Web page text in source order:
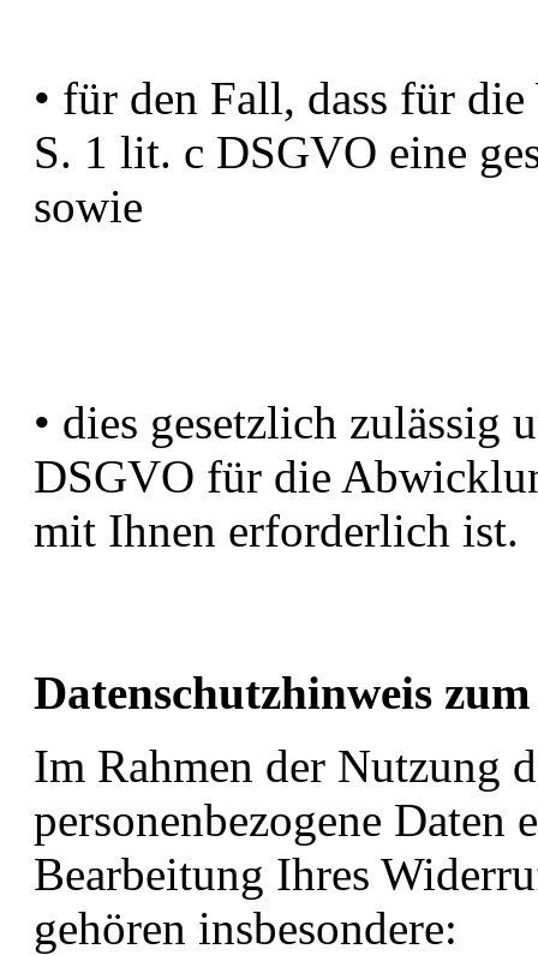
• für den Fall, dass für
S. 1 lit. c DSGVO eine
sowie
• dies gesetzlich zulässig
DSGVO für die
mit Ihnen erforderlich ist.
Datenschutzhinweis
Im Rahmen der Nutzung
personenbezogene Daten
Bearbeitung Ihres
gehören insbesondere: